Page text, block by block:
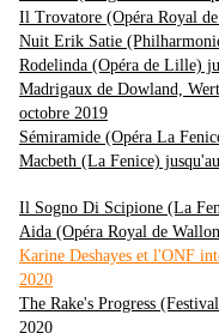
Il Trovatore (Opéra Royal
Nuit Erik Satie
Rodelinda (Opéra de Lille)
Madrigaux de Dowland,
octobre 2019
Sémiramide (Opéra La
Macbeth (La Fenice)
Il Sogno Di Scipione (La
Aida (Opéra Royal de
Karine Deshayes et l'ONF
2020
The Rake's Progress
2020